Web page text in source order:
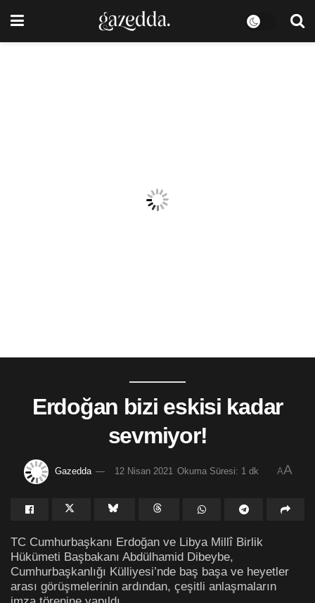
Erdoğan bizi eskisi kadar
sevmiyor!
Gazedda 12 Nisan 2021 Okuma Süresi: 1 dk AA
TC Cumhurbaşkanı Erdoğan ve Libya Millî Birlik
Hükümeti Başbakanı Abdülhamid Dibeybe,
Cumhurbaşkanlığı Külliyesi’nde baş başa ve heyetler
arası görüşmelerinin ardından, çeşitli anlaşmaların